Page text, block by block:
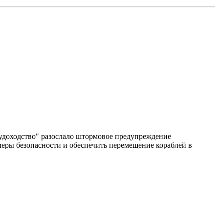
разослало штормовое предупреждение
безопасности и обеспечить перемещение кораблей в